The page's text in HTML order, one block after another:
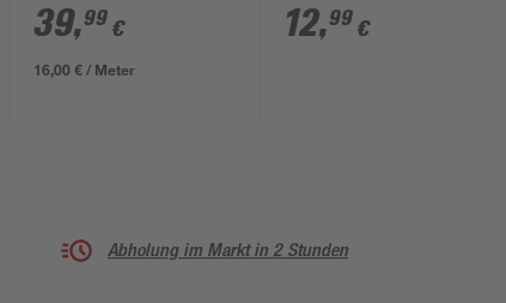
x 140 cm
39,99 €
16,00 € / Meter
150 cm
12,99 €
Abholung im Markt in 2 Stunden